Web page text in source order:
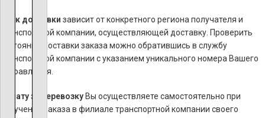
Срок доставки зависит от конкретного региона получателя и
транспортной компании, осуществляющей доставку. Проверить
состояние доставки заказа можно обратившись в службу
транспортной компании с указанием уникального номера Вашего
отправления.
Оплату за перевозку Вы осуществляете самостоятельно при
получении заказа в филиале транспортной компании своего